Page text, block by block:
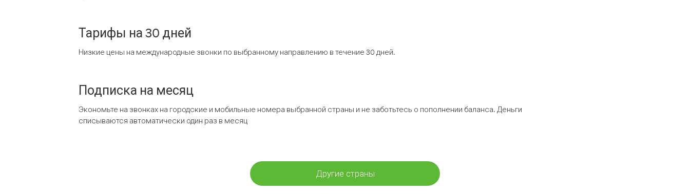
Тарифы на 30 дней
Низкие цены на международные звонки по выбранному направлению в течение 30 дней.
Подписка на месяц
Экономьте на звонках на городские и мобильные номера выбранной страны и не заботьтесь о пополнении баланса. Деньги
списываются автоматически один раз в месяц
Другие страны